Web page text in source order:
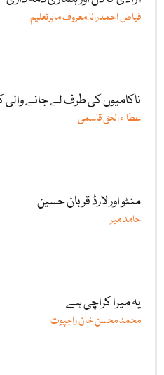
فیاض احمدرانا،معروف ماہرتعلیم
ناکامیوں کی طرف لے جانے والی
عطا ء الحق قاسمی
منٹو اور لارڈ قربان حسین
حامد میر
یہ میرا کراچی ہے
محمد محسن خان راجپوت